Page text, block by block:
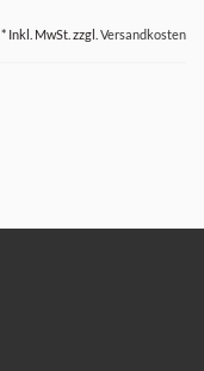
* Inkl. MwSt. zzgl. Versandkosten